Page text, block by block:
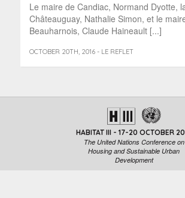
Le maire de Candiac, Normand Dyotte,
Châteauguay, Nathalie Simon, et le
Beauharnois, Claude Haineault [...]
OCTOBER 20TH, 2016 - LE REFLET
HABITAT III - 17-20 OCTOBER
The United Nations Conference on
Housing and Sustainable Urban
Development